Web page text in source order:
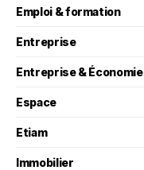
Emploi & formation
Entreprise
Entreprise & Économie
Espace
Etiam
Immobilier